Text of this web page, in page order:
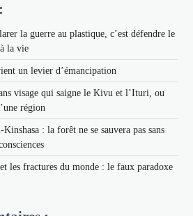
la guerre au plastique, c’est défendre le
la vie
un levier d’émancipation
visage qui saigne le Kivu et l’Ituri, ou
région
: la forêt ne se sauvera pas sans
les fractures du monde : le faux paradoxe